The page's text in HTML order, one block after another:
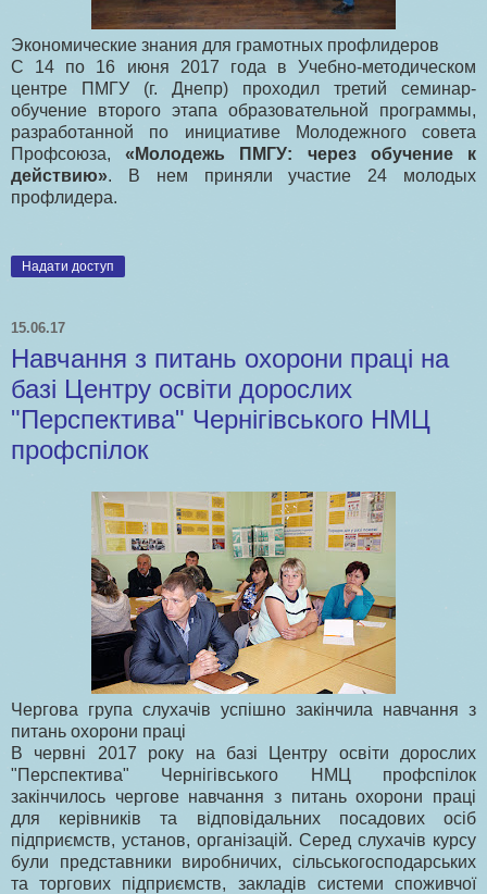
Экономические знания для грамотных профлидеров
С 14 по 16 июня 2017 года в Учебно-методическом
центре ПМГУ (г. Днепр) проходил третий семинар-
обучение второго этапа образовательной программы,
разработанной по инициативе Молодежного совета
Профсоюза,«Молодежь ПМГУ: через обучение к
действию». В нем приняли участие 24 молодых
профлидера.
Надати доступ
15.06.17
Навчання з питань охорони праці на
базі Центру освіти дорослих
"Перспектива" Чернігівського НМЦ
профспілок
Чергова група слухачів успішно закінчила навчання з
питань охорони праці
В червні 2017 року на базі Центру освіти дорослих
"Перспектива" Чернігівського НМЦ профспілок
закінчилось чергове навчання з питань охорони праці
для керівників та відповідальних посадових осіб
підприємств, установ, організацій. Серед слухачів курсу
були представники виробничих, сільськогосподарських
та торгових підприємств, закладів системи споживчої